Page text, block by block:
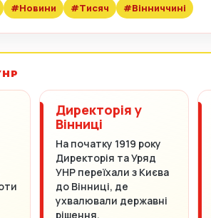
#Новини #Тисяч #Вінниччині
Директорія у
Вінниці
На початку 1919 року
Директорія та Уряд
УНР переїхали з Києва
до Вінниці, де
ухвалювали державні
рішення.